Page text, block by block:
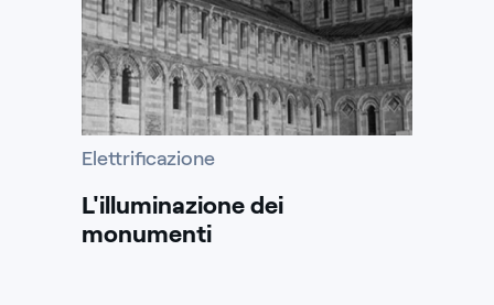
Elettrificazione
L'illuminazione dei
monumenti